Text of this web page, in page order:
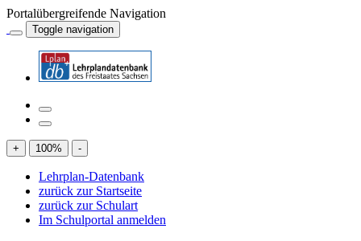
Portalübergreifende Navigation
Toggle navigation
+ 100% -
Lehrplan-Datenbank
zurück zur Startseite
zurück zur Schulart
Im Schulportal anmelden